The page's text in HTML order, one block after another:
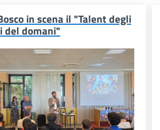
in scena il "Talent degli
del domani"